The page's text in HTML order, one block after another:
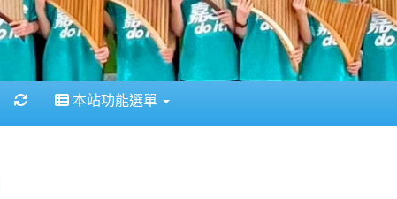
重新取得佈景設定
本站功能選單